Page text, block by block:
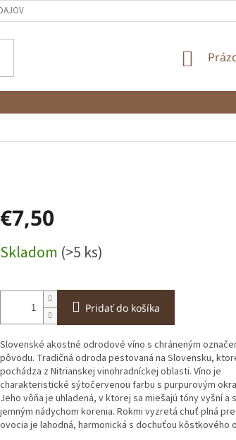
€7,50
cena:
Skladom (>5 ks)
Pridať do košíka
Slovenské akostné odrodové víno s chráneným
pôvodu. Tradičná odroda pestovaná na Slovensku,
pochádza z Nitrianskej vinohradníckej oblasti. Víno je
charakteristické sýtočervenou farbu s purpurovým
Jeho vôňa je uhladená, v ktorej sa miešajú tóny vyšní a
jemným nádychom korenia. Rokmi vyzretá chuť plná
ovocia je lahodná, harmonická s dochuťou kôstkového